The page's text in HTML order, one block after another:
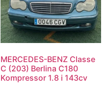
MERCEDES-BENZ Classe
C (203) Berlina C180
Kompressor 1.8 i 143cv